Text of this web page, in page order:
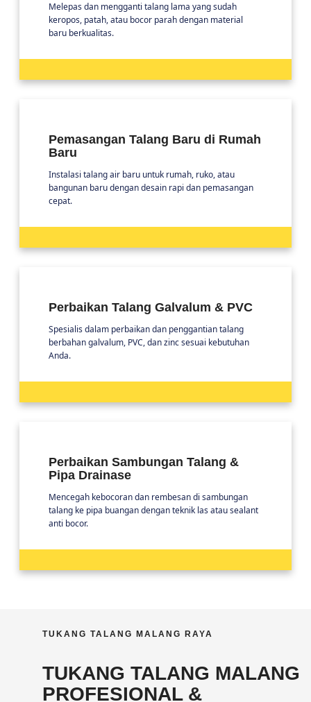
Melepas dan mengganti talang lama yang sudah
keropos, patah, atau bocor parah dengan material
baru berkualitas.
Pemasangan Talang Baru di Rumah
Baru
Instalasi talang air baru untuk rumah, ruko, atau
bangunan baru dengan desain rapi dan pemasangan
cepat.
Perbaikan Talang Galvalum & PVC
Spesialis dalam perbaikan dan penggantian talang
berbahan galvalum, PVC, dan zinc sesuai kebutuhan
Anda.
Perbaikan Sambungan Talang &
Pipa Drainase
Mencegah kebocoran dan rembesan di sambungan
talang ke pipa buangan dengan teknik las atau sealant
anti bocor.
TUKANG TALANG MALANG RAYA
TUKANG TALANG MALANG
PROFESIONAL &